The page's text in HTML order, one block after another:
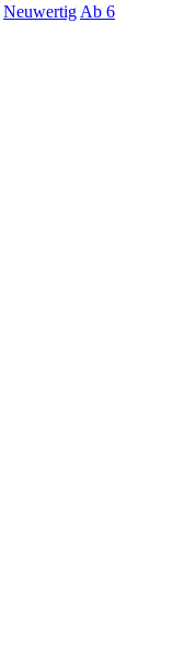
Neuwertig Ab 6